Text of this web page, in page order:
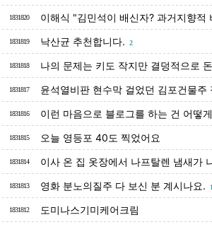
1831820 이해식 "김민석이 배신자? 과거지향적
1831819 낙산균 추천합니다. 2
1831818 나의 문제는 키도 작지만 결덩적으로
1831817 윤석열비판 현수막 걸었던 김포건물주
1831816 이런 마음으로 블로그를 하는 건 어떻
1831815 오늘 영등포 40도 찍었어요
1831814 이사 온 집 옷장에서 나프탈렌 냄새가
1831813 영화 분노의질주 다 보신 분 계시나요. 1
1831812 도미나스기미케어크림